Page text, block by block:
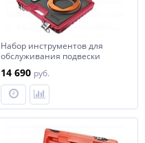
Набор инструментов для
обслуживания подвески
применяется с JTC-1941
14 690 руб.